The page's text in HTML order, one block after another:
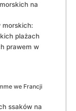
na
morskich:
plażach
prawem w
we Francji
ssaków na